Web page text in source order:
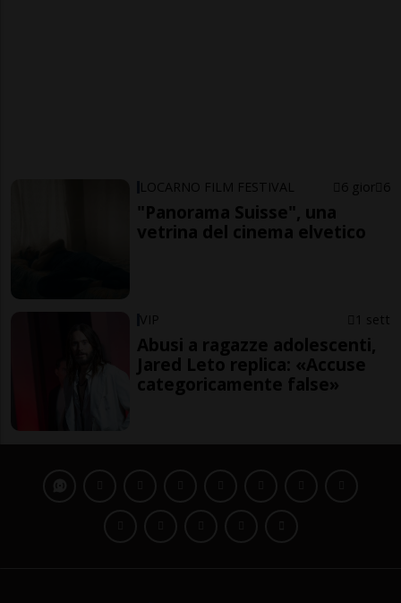
LOCARNO FILM FESTIVAL 6 gior 6
"Panorama Suisse", una
vetrina del cinema elvetico
VIP 1 sett
Abusi a ragazze adolescenti,
Jared Leto replica: «Accuse
categoricamente false»